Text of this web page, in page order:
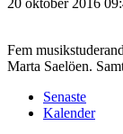
Fem
Marta Saelöen.
Senaste
Kalender